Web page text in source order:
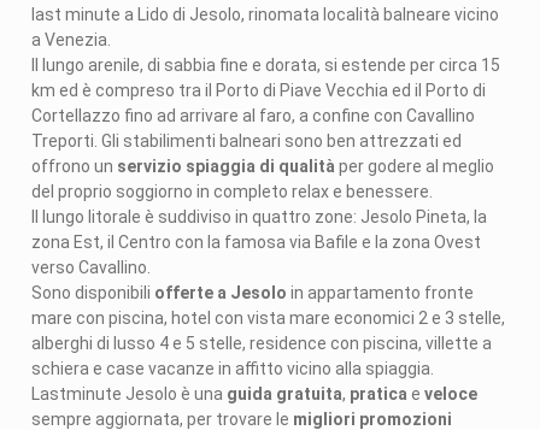
last minute a Lido di Jesolo, rinomata località balneare vicino
a Venezia.
Il lungo arenile, di sabbia fine e dorata, si estende per circa 15
km ed è compreso tra il Porto di Piave Vecchia ed il Porto di
Cortellazzo fino ad arrivare al faro, a confine con Cavallino
Treporti. Gli stabilimenti balneari sono ben attrezzati ed
offrono un servizio spiaggia di qualità per godere al meglio
del proprio soggiorno in completo relax e benessere.
Il lungo litorale è suddiviso in quattro zone: Jesolo Pineta, la
zona Est, il Centro con la famosa via Bafile e la zona Ovest
verso Cavallino.
Sono disponibili offerte a Jesolo in appartamento fronte
mare con piscina, hotel con vista mare economici 2 e 3 stelle,
alberghi di lusso 4 e 5 stelle, residence con piscina, villette a
schiera e case vacanze in affitto vicino alla spiaggia.
Lastminute Jesolo è una guida gratuita, praticaeveloce
sempre aggiornata, per trovare le migliori promozioni